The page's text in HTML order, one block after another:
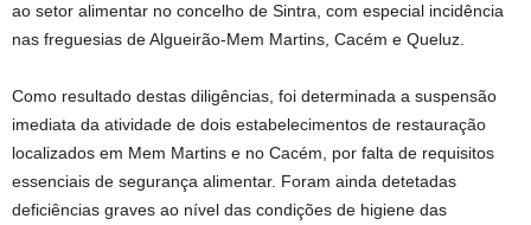
ao setor alimentar no concelho de Sintra, com especial incidência
nas freguesias de Algueirão-Mem Martins, Cacém e Queluz.
Como resultado destas diligências, foi determinada a suspensão
imediata da atividade de dois estabelecimentos de restauração
localizados em Mem Martins e no Cacém, por falta de requisitos
essenciais de segurança alimentar. Foram ainda detetadas
deficiências graves ao nível das condições de higiene das